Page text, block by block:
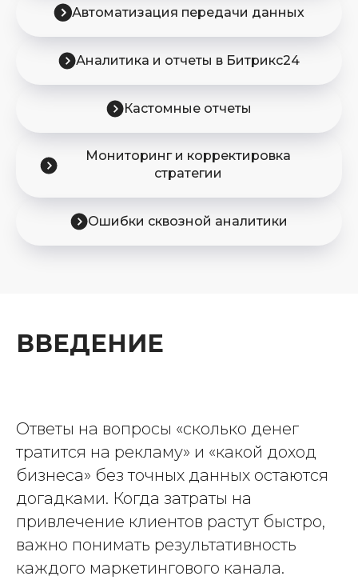
Автоматизация передачи данных
Аналитика и отчеты в Битрикс24
Кастомные отчеты
Мониторинг и корректировка
стратегии
Ошибки сквозной аналитики
ВВЕДЕНИЕ
Ответы на вопросы «сколько денег
тратится на рекламу» и «какой доход
бизнеса» без точных данных остаются
догадками. Когда затраты на
привлечение клиентов растут быстро,
важно понимать результативность
каждого маркетингового канала.